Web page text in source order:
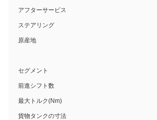
アフターサービス
ステアリング
原産地
セグメント
前進シフト数
最大トルク(Nm)
貨物タンクの寸法